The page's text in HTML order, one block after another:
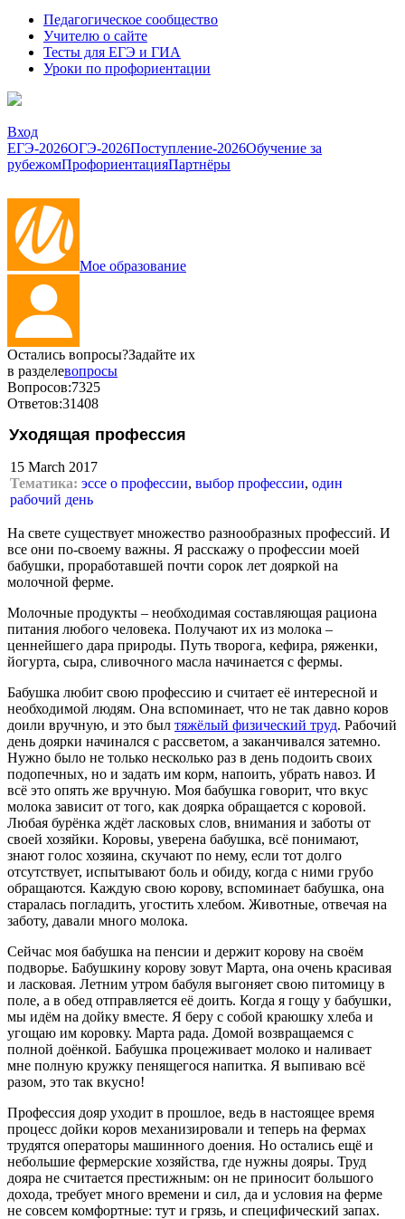
Педагогическое сообщество
Учителю о сайте
Тесты для ЕГЭ и ГИА
Уроки по профориентации
Вход
ЕГЭ-2026ОГЭ-2026Поступление-2026Обучение за
рубежомПрофориентацияПартнёры
Мое образование
Остались вопросы?Задайте их
в разделевопросы
Вопросов:7325
Ответов:31408
Уходящая профессия
15 March 2017
Тематика: эссе о профессии, выбор профессии, один
рабочий день
На свете существует множество разнообразных профессий. И
все они по-своему важны. Я расскажу о профессии моей
бабушки, проработавшей почти сорок лет дояркой на
молочной ферме.
Молочные продукты – необходимая составляющая рациона
питания любого человека. Получают их из молока –
ценнейшего дара природы. Путь творога, кефира, ряженки,
йогурта, сыра, сливочного масла начинается с фермы.
Бабушка любит свою профессию и считает её интересной и
необходимой людям. Она вспоминает, что не так давно коров
доили вручную, и это был тяжёлый физический труд. Рабочий
день доярки начинался с рассветом, а заканчивался затемно.
Нужно было не только несколько раз в день подоить своих
подопечных, но и задать им корм, напоить, убрать навоз. И
всё это опять же вручную. Моя бабушка говорит, что вкус
молока зависит от того, как доярка обращается с коровой.
Любая бурёнка ждёт ласковых слов, внимания и заботы от
своей хозяйки. Коровы, уверена бабушка, всё понимают,
знают голос хозяина, скучают по нему, если тот долго
отсутствует, испытывают боль и обиду, когда с ними грубо
обращаются. Каждую свою корову, вспоминает бабушка, она
старалась погладить, угостить хлебом. Животные, отвечая на
заботу, давали много молока.
Сейчас моя бабушка на пенсии и держит корову на своём
подворье. Бабушкину корову зовут Марта, она очень красивая
и ласковая. Летним утром бабуля выгоняет свою питомицу в
поле, а в обед отправляется её доить. Когда я гощу у бабушки,
мы идём на дойку вместе. Я беру с собой краюшку хлеба и
угощаю им коровку. Марта рада. Домой возвращаемся с
полной доёнкой. Бабушка процеживает молоко и наливает
мне полную кружку пенящегося напитка. Я выпиваю всё
разом, это так вкусно!
Профессия дояр уходит в прошлое, ведь в настоящее время
процесс дойки коров механизировали и теперь на фермах
трудятся операторы машинного доения. Но остались ещё и
небольшие фермерские хозяйства, где нужны дояры. Труд
дояра не считается престижным: он не приносит большого
дохода, требует много времени и сил, да и условия на ферме
не совсем комфортные: тут и грязь, и специфический запах.